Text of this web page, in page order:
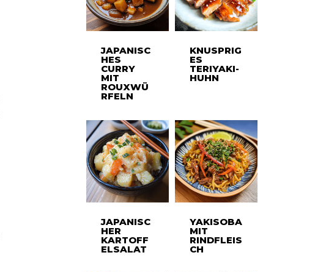
JAPANISC
HES
CURRY
MIT
ROUXWÜ
RFELN
KNUSPRIG
ES
TERIYAKI-
HUHN
JAPANISC
HER
KARTOFF
ELSALAT
YAKISOBA
MIT
RINDFLEIS
CH